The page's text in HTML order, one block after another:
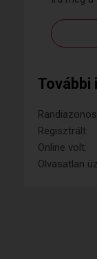
További
Regisztrált:
Online volt:
Olvasatlan